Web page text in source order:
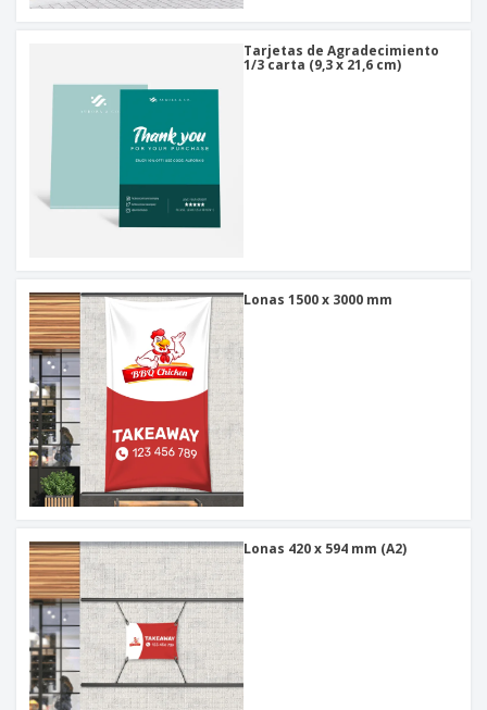
Tarjetas de Agradecimiento
1/3 carta (9,3 x 21,6 cm)
Lonas 1500 x 3000 mm
Lonas 420 x 594 mm (A2)